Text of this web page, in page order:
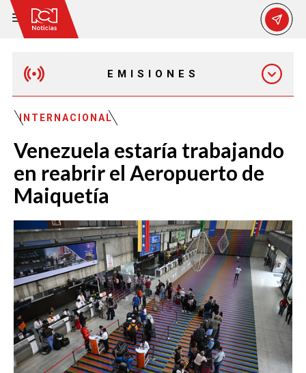
EMISIONES
MAÑANA EXPRESS
EMISIÓN 12:30 PM
EMISIÓN 11:30 PM
INTERNACIONAL
Venezuela estaría trabajando
en reabrir el Aeropuerto de
Maiquetía